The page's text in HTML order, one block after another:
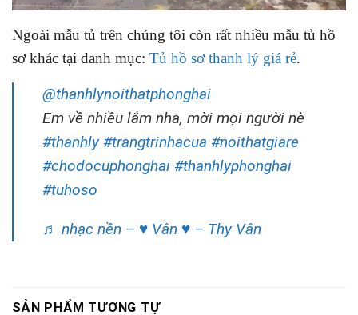
Ngoài mẫu tủ trên chúng tôi còn rất nhiều mẫu tủ hồ
sơ khác tại danh mục: Tủ hồ sơ thanh lý giá rẻ.
@thanhlynoithatphonghai
Em về nhiều lắm nha, mời mọi người nè
#thanhly #trangtrinhacua #noithatgiare
#chodocuphonghai #thanhlyphonghai
#tuhoso
♬ nhạc nền – ♥ Vân ♥ – Thy Vân
SẢN PHẨM TƯƠNG TỰ